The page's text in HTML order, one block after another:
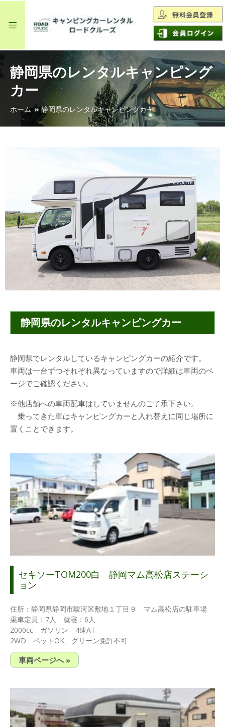
静岡県のレンタルキャンピング
カー
ホーム 静岡県のレンタルキャンピングカー
静岡県のレンタルキャンピングカー
静岡県でレンタルしているキャンピングカーの紹介です。
車両は一台ずつそれぞれ異なっていますので詳細は車両のペ
ージでご確認ください。
※他店舗への車両配車はしていませんのご了承下さい。
乗ってきた車はキャンピングカーと入れ替えに同じ場所に
置くことできます。
セキソーTOM200白 静岡マム高松店ステーシ
ョン
住所：静岡県静岡市駿河区敷地１丁目９ マム高松店の駐車場
乗車定員：7人 就寝：6人
2000cc ガソリン 4速AT
2WD ペットOK、グリーン免許不可
車両ページへ »